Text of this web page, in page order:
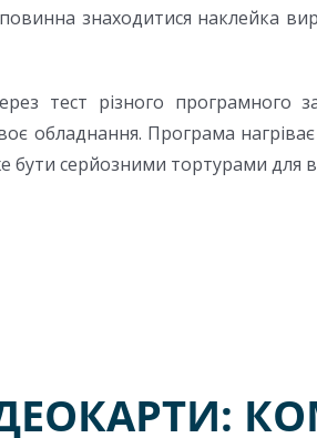
знаходитися наклейка
тест різного
обладнання. Програма
бути серйозними тортурами